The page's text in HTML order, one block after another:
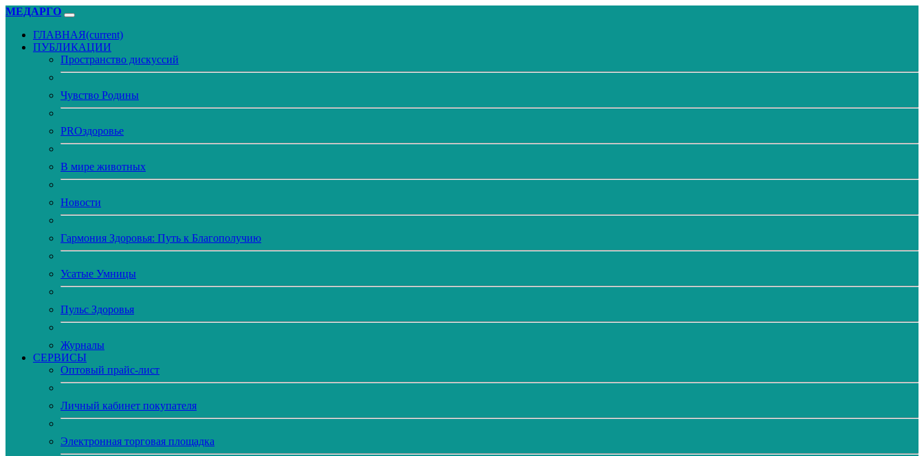
МЕДАРГО
ГЛАВНАЯ(current)
ПУБЛИКАЦИИ
Пространство дискуссий
Чувство Родины
PROздоровье
В мире животных
Новости
Гармония Здоровья: Путь к Благополучию
Усатые Умницы
Пульс Здоровья
Журналы
CЕРВИСЫ
Оптовый прайс-лист
Личный кабинет покупателя
Электронная торговая площадка